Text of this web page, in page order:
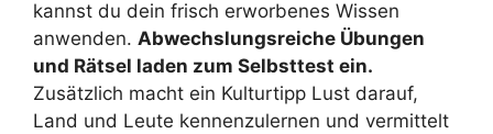
kannst du dein frisch erworbenes Wissen
anwenden. Abwechslungsreiche Übungen
und Rätsel laden zum Selbsttest ein.
Zusätzlich macht ein Kulturtipp Lust darauf,
Land und Leute kennenzulernen und vermittelt